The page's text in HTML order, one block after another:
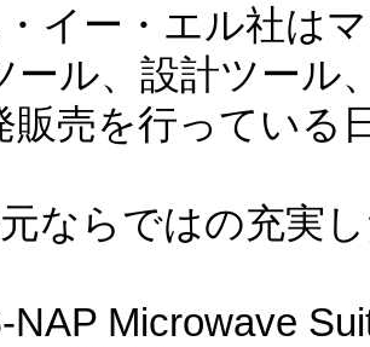
イー・エル社は
ール、設計ツール
販売を行っている
ならではの充実
NAP Microwave